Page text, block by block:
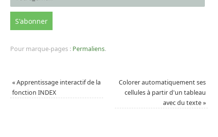
Pour marque-pages : Permaliens.
«Apprentissage interactif de la
fonction INDEX
Colorer automatiquement ses
cellules à partir d'un tableau
avec du texte»